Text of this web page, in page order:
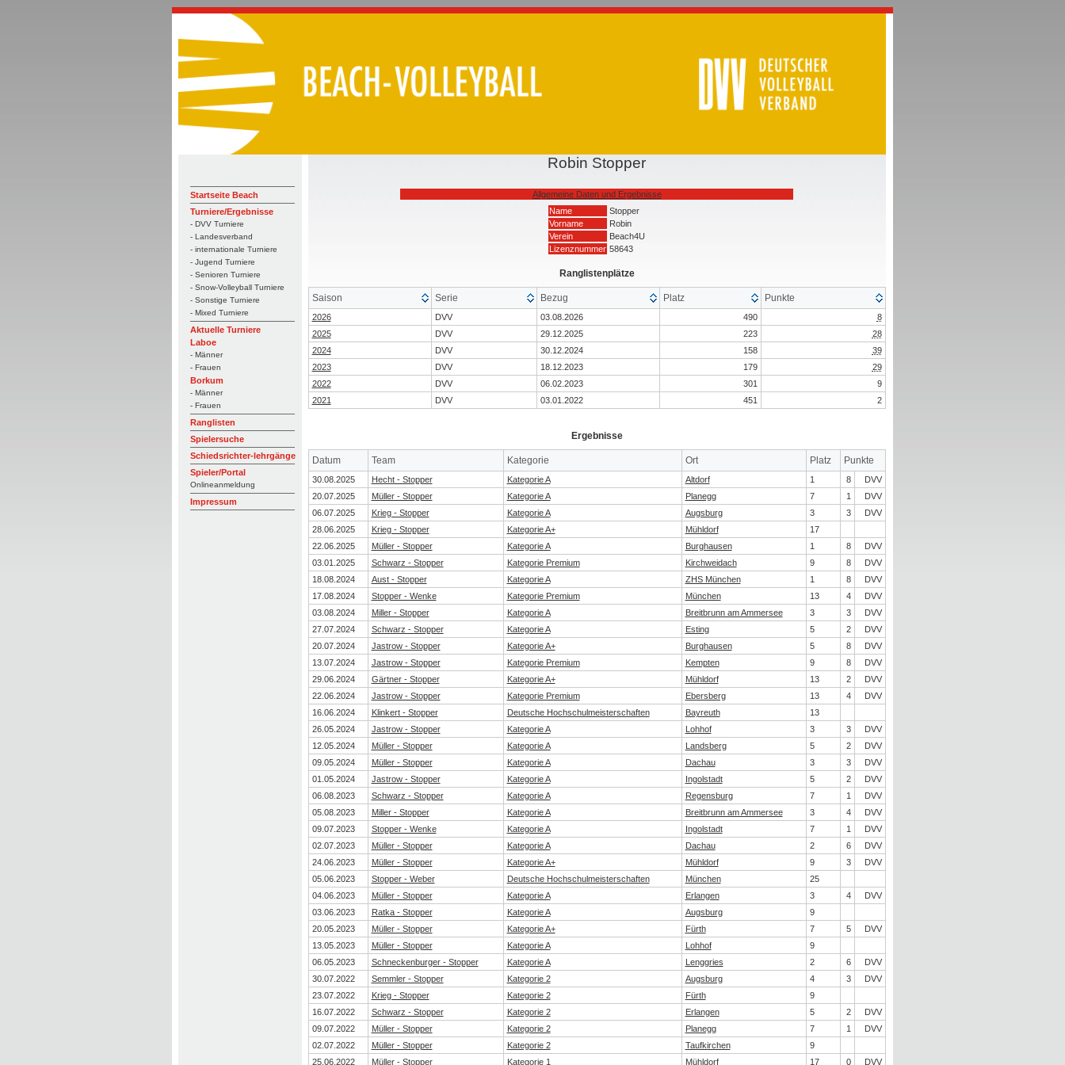
Startseite Beach
Turniere/Ergebnisse
- DVV Turniere
- Landesverband
- internationale Turniere
- Jugend Turniere
- Senioren Turniere
- Snow-Volleyball Turniere
- Sonstige Turniere
- Mixed Turniere
Aktuelle Turniere
Laboe
- Männer
- Frauen
Borkum
- Männer
- Frauen
Ranglisten
Spielersuche
Schiedsrichter-lehrgänge
Spieler/Portal
Onlineanmeldung
Impressum
Robin Stopper
Allgemeine Daten und Ergebnisse
Name
Stopper
Vorname
Robin
Verein
Beach4U
Lizenznummer 58643
Ranglistenplätze
Saison Serie Bezug Platz Punkte
2026 DVV 03.08.2026 490
8
2025
DVV 29.12.2025 223
28
2024
DVV 30.12.2024 158
39
2023
DVV 18.12.2023 179
29
2022
DVV 06.02.2023 301
9
2021
DVV 03.01.2022 451 2
Ergebnisse
Datum Team Kategorie Ort Platz Punkte
30.08.2025 Hecht - Stopper Kategorie A Altdorf 1 8
DVV
20.07.2025
Müller - Stopper Kategorie A Planegg 7 1
DVV
06.07.2025
Krieg - Stopper Kategorie A Augsburg 3 3
DVV
28.06.2025
Krieg - Stopper Kategorie A+ Mühldorf
17
22.06.2025
Müller - Stopper Kategorie A Burghausen 1 8
DVV
03.01.2025
Schwarz - Stopper Kategorie Premium Kirchweidach 9 8
DVV
18.08.2024
Aust - Stopper Kategorie A ZHS München 1 8
DVV
17.08.2024
Stopper - Wenke Kategorie Premium München 13 4
DVV
03.08.2024
Miller - Stopper Kategorie A Breitbrunn am Ammersee 3 3
DVV
27.07.2024
Schwarz - Stopper Kategorie A Esting 5 2
DVV
20.07.2024
Jastrow - Stopper Kategorie A+ Burghausen 5 8
DVV
13.07.2024
Jastrow - Stopper Kategorie Premium Kempten 9 8
DVV
29.06.2024
Gärtner - Stopper Kategorie A+ Mühldorf 13 2
DVV
22.06.2024
Jastrow - Stopper Kategorie Premium Ebersberg 13 4
DVV
16.06.2024
Klinkert - Stopper Deutsche Hochschulmeisterschaften Bayreuth
13
26.05.2024
Jastrow - Stopper Kategorie A Lohhof 3 3
DVV
12.05.2024
Müller - Stopper Kategorie A Landsberg 5 2
DVV
09.05.2024
Müller - Stopper Kategorie A Dachau 3 3
DVV
01.05.2024
Jastrow - Stopper Kategorie A Ingolstadt 5 2
DVV
06.08.2023
Schwarz - Stopper Kategorie A Regensburg 7 1
DVV
05.08.2023
Miller - Stopper Kategorie A Breitbrunn am Ammersee 3 4
DVV
09.07.2023
Stopper - Wenke Kategorie A Ingolstadt 7 1
DVV
02.07.2023
Müller - Stopper Kategorie A Dachau 2 6
DVV
24.06.2023
Müller - Stopper Kategorie A+ Mühldorf 9 3
DVV
05.06.2023
Stopper - Weber Deutsche Hochschulmeisterschaften München
25
04.06.2023
Müller - Stopper Kategorie A Erlangen 3 4
DVV
03.06.2023
Ratka - Stopper Kategorie A Augsburg
9
20.05.2023
Müller - Stopper Kategorie A+ Fürth 7 5
DVV
13.05.2023
Müller - Stopper Kategorie A Lohhof
9
06.05.2023
Schneckenburger - Stopper Kategorie A Lenggries 2 6
DVV
30.07.2022
Semmler - Stopper Kategorie 2 Augsburg 4 3
DVV
23.07.2022
Krieg - Stopper Kategorie 2 Fürth
9
16.07.2022
Schwarz - Stopper Kategorie 2 Erlangen 5 2
DVV
09.07.2022
Müller - Stopper Kategorie 2 Planegg 7 1
DVV
02.07.2022
Müller - Stopper Kategorie 2 Taufkirchen
9
25.06.2022
Müller - Stopper Kategorie 1 Mühldorf 17 0 DVV